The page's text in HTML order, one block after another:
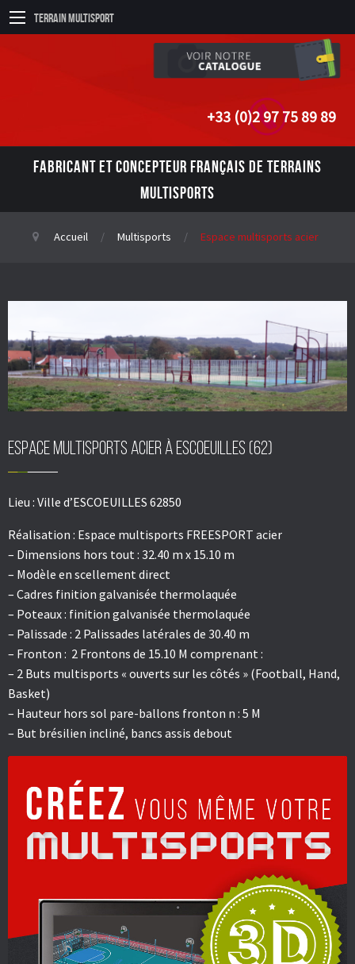
Terrain Multisport
+33 (0)2 97 75 89 89
FABRICANT ET CONCEPTEUR FRANÇAIS DE TERRAINS
MULTISPORTS
Accueil Multisports Espace multisports acier
Espace multisports acier à ESCOEUILLES (62)
Lieu : Ville d’ESCOEUILLES 62850
Réalisation : Espace multisports FREESPORT acier
– Dimensions hors tout : 32.40 m x 15.10 m
– Modèle en scellement direct
– Cadres finition galvanisée thermolaquée
– Poteaux : finition galvanisée thermolaquée
– Palissade : 2 Palissades latérales de 30.40 m
– Fronton : 2 Frontons de 15.10 M comprenant :
– 2 Buts multisports « ouverts sur les côtés » (Football, Hand,
Basket)
– Hauteur hors sol pare-ballons fronton n : 5 M
– But brésilien incliné, bancs assis debout